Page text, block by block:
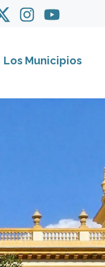
Los Municipios